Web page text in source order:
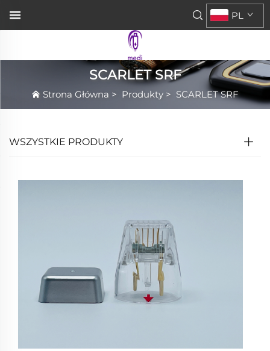
PL
SCARLET SRF
Strona Główna > Produkty > SCARLET SRF
WSZYSTKIE PRODUKTY